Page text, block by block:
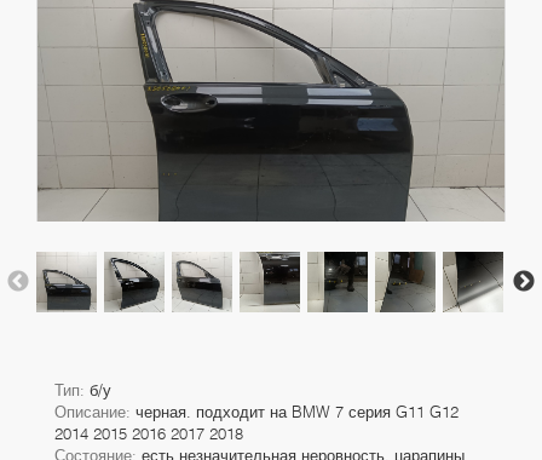
Тип: б/у
Описание: черная. подходит на BMW 7 серия G11 G12
2014 2015 2016 2017 2018
Состояние: есть незначительная неровность, царапины